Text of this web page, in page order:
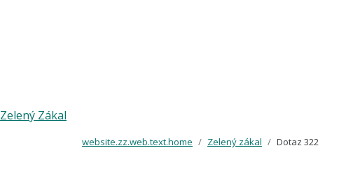
Zelený Zákal
website.zz.web.text.home Zelený zákal Dotaz 322